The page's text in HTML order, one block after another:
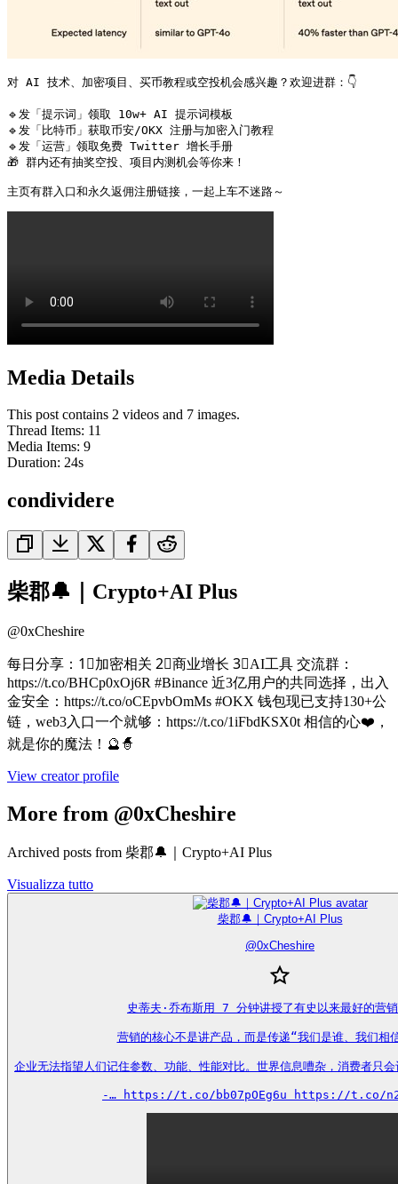
对 AI 技术、加密项目、买币教程或空投机会感兴趣？欢迎进群：👇
🔹发「提示词」领取 10w+ AI 提示词模板
🔹发「比特币」获取币安/OKX 注册与加密入门教程
🔹发「运营」领取免费 Twitter 增长手册
🎁 群内还有抽奖空投、项目内测机会等你来！
主页有群入口和永久返佣注册链接，一起上车不迷路～
Media Details
This post contains 2 videos and 7 images.
Thread Items: 11
Media Items: 9
Duration: 24s
condividere
柴郡🔔｜Crypto+AI Plus
@0xCheshire
每日分享：1⃣加密相关 2⃣商业增长 3⃣AI工具 交流群：
https://t.co/BHCp0xOj6R #Binance 近3亿用户的共同选择，出入
金安全：https://t.co/oCEpvbOmMs #OKX 钱包现已支持130+公
链，web3入口一个就够：https://t.co/1iFbdKSX0t 相信的心❤️，
就是你的魔法！🔮🧙
View creator profile
More from @0xCheshire
Archived posts from 柴郡🔔｜Crypto+AI Plus
Visualizza tutto
柴郡🔔｜Crypto+AI Plus
@0xCheshire
史蒂夫·乔布斯用 7 分钟讲授了有史以来最好的营
营销的核心不是讲产品，而是传递“我们是谁、我们相
企业无法指望人们记住参数、功能、性能对比。世界信息嘈杂，消费者只
-… https://t.co/bb07pOEg6u https://t.co/